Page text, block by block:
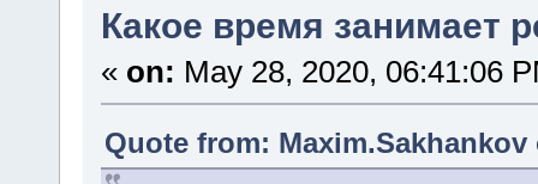
Какое время занимает
« on: May 28, 2020, 06:41:06
Quote from: Maxim.Sakhankov